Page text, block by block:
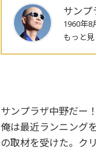
サンプ
1960年8
もっと見
サンプラザ中野だー！
俺は最近ランニング
の取材を受けた。ク